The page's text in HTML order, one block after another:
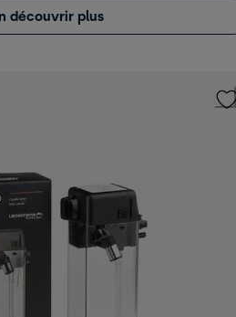
découvrir plus